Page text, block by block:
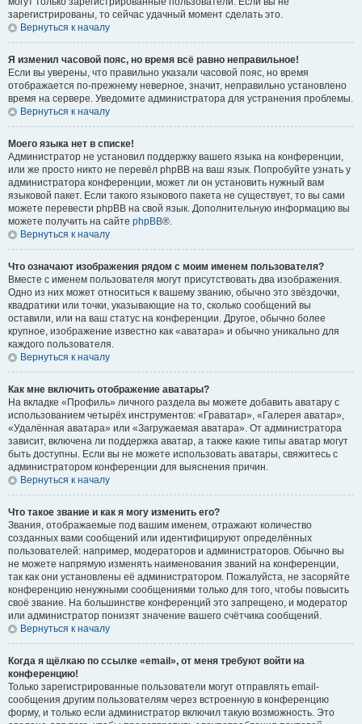
зарегистрированы, то сейчас удачный момент сделать это.
Вернуться к началу
Я изменил часовой пояс, но время всё равно неправильное!
Если вы уверены, что правильно указали часовой пояс, но время
отображается по-прежнему неверное, значит, неправильно установлено
время на сервере. Уведомите администратора для устранения проблемы.
Вернуться к началу
Моего языка нет в списке!
Администратор не установил поддержку вашего языка на конференции,
или же просто никто не перевёл phpBB на ваш язык. Попробуйте узнать у
администратора конференции, может ли он установить нужный вам
языковой пакет. Если такого языкового пакета не существует, то вы сами
можете перевести phpBB на свой язык. Дополнительную информацию вы
можете получить на сайте phpBB®.
Вернуться к началу
Что означают изображения рядом с моим именем пользователя?
Вместе с именем пользователя могут присутствовать два изображения.
Одно из них может относиться к вашему званию, обычно это звёздочки,
квадратики или точки, указывающие на то, сколько сообщений вы
оставили, или на ваш статус на конференции. Другое, обычно более
крупное, изображение известно как «аватара» и обычно уникально для
каждого пользователя.
Вернуться к началу
Как мне включить отображение аватары?
На вкладке «Профиль» личного раздела вы можете добавить аватару с
использованием четырёх инструментов: «Граватар», «Галерея аватар»,
«Удалённая аватара» или «Загружаемая аватара». От администратора
зависит, включена ли поддержка аватар, а также какие типы аватар могут
быть доступны. Если вы не можете использовать аватары, свяжитесь с
администратором конференции для выяснения причин.
Вернуться к началу
Что такое звание и как я могу изменить его?
Звания, отображаемые под вашим именем, отражают количество
созданных вами сообщений или идентифицируют определённых
пользователей: например, модераторов и администраторов. Обычно вы
не можете напрямую изменять наименования званий на конференции,
так как они установлены её администратором. Пожалуйста, не засоряйте
конференцию ненужными сообщениями только для того, чтобы повысить
своё звание. На большинстве конференций это запрещено, и модератор
или администратор понизят значение вашего счётчика сообщений.
Вернуться к началу
Когда я щёлкаю по ссылке «email», от меня требуют войти на
конференцию!
Только зарегистрированные пользователи могут отправлять email-
сообщения другим пользователям через встроенную в конференцию
форму, и только если администратор включил такую возможность. Это